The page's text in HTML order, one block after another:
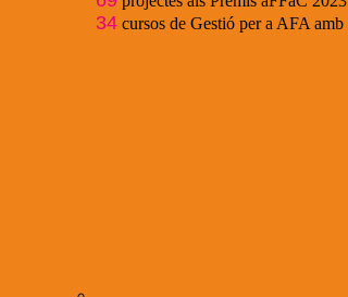
34 cursos de Gestió per a AFA amb